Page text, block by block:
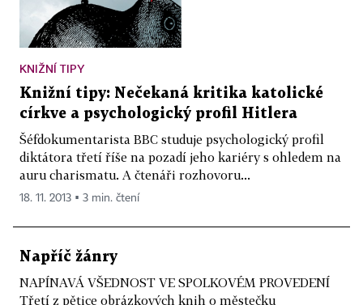
KNIŽNÍ TIPY
Knižní tipy: Nečekaná kritika katolické
církve a psychologický profil Hitlera
Šéfdokumentarista BBC studuje psychologický profil
diktátora třetí říše na pozadí jeho kariéry s ohledem na
auru charismatu. A čtenáři rozhovoru...
18. 11. 2013 ▪ 3 min. čtení
Napříč žánry
NAPÍNAVÁ VŠEDNOST VE SPOLKOVÉM PROVEDENÍ
Třetí z pětice obrázkových knih o městečku